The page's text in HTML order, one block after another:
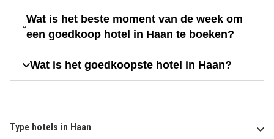
Wat is het beste moment van de week om
een goedkoop hotel in Haan te boeken?
Wat is het goedkoopste hotel in Haan?
Type hotels in Haan